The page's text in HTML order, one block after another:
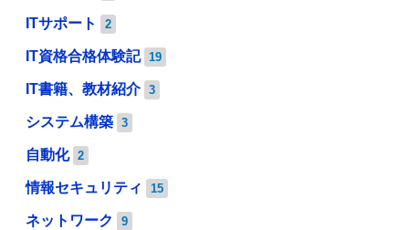
ITサポート 2
IT資格合格体験記 19
IT書籍、教材紹介 3
システム構築 3
自動化 2
情報セキュリティ 15
ネットワーク 9